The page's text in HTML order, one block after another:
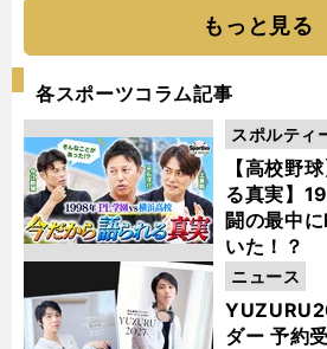
もっと見る
各スポーツコラム記事
【高校野
る真実】
闘の最中
いた！？
スポルティ
動画
ダー 予約
ニュース